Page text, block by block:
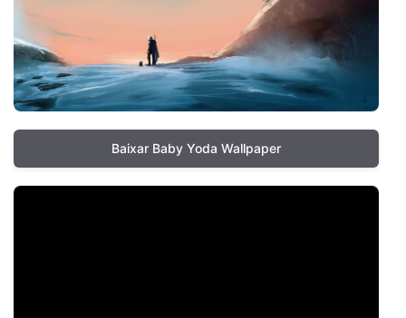
Baixar Baby Yoda Wallpaper